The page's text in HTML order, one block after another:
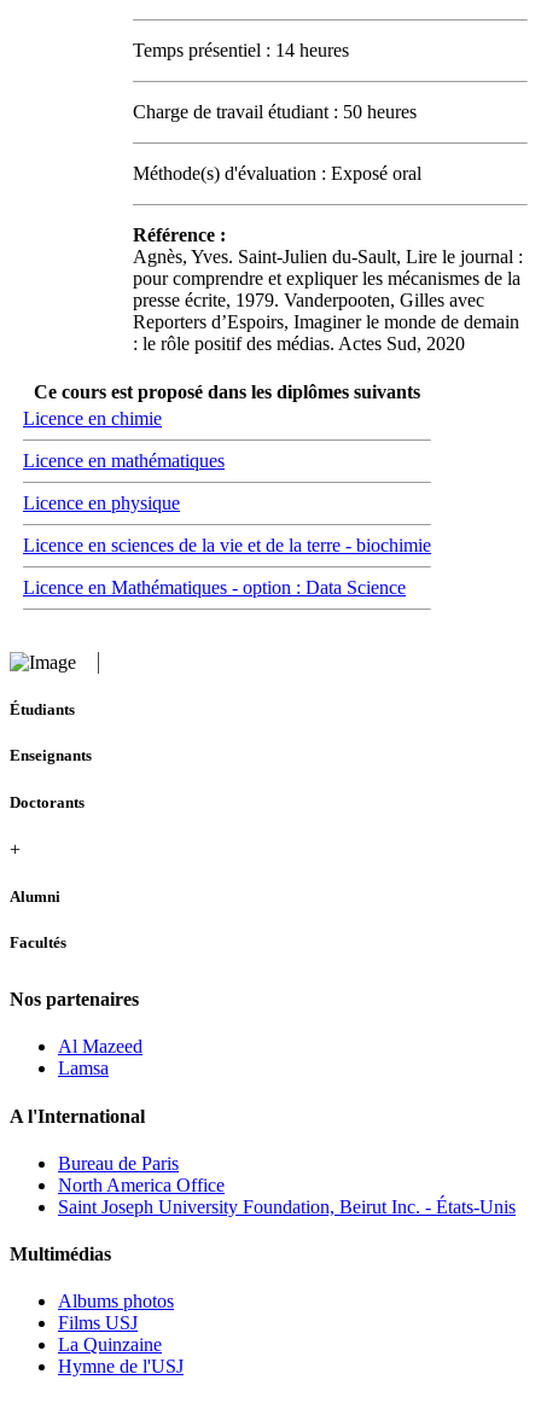
Temps présentiel : 14 heures
Charge de travail étudiant : 50 heures
Méthode(s) d'évaluation : Exposé oral
Référence :
Agnès, Yves. Saint-Julien du-Sault, Lire le journal :
pour comprendre et expliquer les mécanismes de la
presse écrite, 1979. Vanderpooten, Gilles avec
Reporters d’Espoirs, Imaginer le monde de demain
: le rôle positif des médias. Actes Sud, 2020
Ce cours est proposé dans les diplômes suivants
Licence en chimie
Licence en mathématiques
Licence en physique
Licence en sciences de la vie et de la terre - biochimie
Licence en Mathématiques - option : Data Science
Étudiants
Enseignants
Doctorants
+
Alumni
Facultés
Nos partenaires
Al Mazeed
Lamsa
A l'International
Bureau de Paris
North America Office
Saint Joseph University Foundation, Beirut Inc. - États-Unis
Multimédias
Albums photos
Films USJ
La Quinzaine
Hymne de l'USJ